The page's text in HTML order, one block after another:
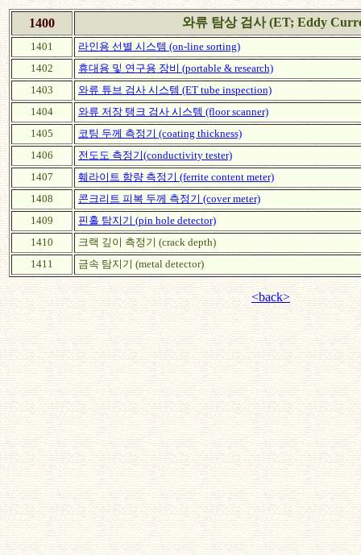
1400 와류 탐상 검사 (ET; Eddy
1401
라인용 선별 시스템 (on-line sorting)
1402
휴대용 및 연구용 장비 (portable & research)
1403
와류 튜브 검사 시스템 (ET tube inspection)
1404
와류 저장 탱크 검사 시스템 (floor scanner)
1405
코팅 두께 측정기 (coating thickness)
1406
전도도 측정기(conductivity tester)
1407
훼라이트 함량 측정기 (ferrite content meter)
1408
콘크리트 피복 두께 측정기 (cover meter)
1409
핀홀 탐지기 (pin hole detector)
1410
크랙 깊이 측정기 (crack depth)
1411
금속 탐지기 (metal detector)
<back>